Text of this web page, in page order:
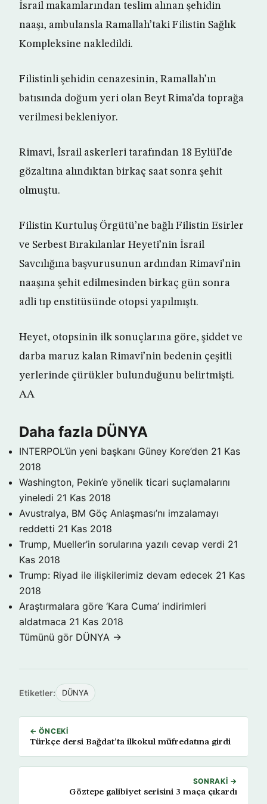
İsrail makamlarından teslim alınan şehidin
naaşı, ambulansla Ramallah’taki Filistin Sağlık
Kompleksine nakledildi.
Filistinli şehidin cenazesinin, Ramallah’ın
batısında doğum yeri olan Beyt Rima’da toprağa
verilmesi bekleniyor.
Rimavi, İsrail askerleri tarafından 18 Eylül’de
gözaltına alındıktan birkaç saat sonra şehit
olmuştu.
Filistin Kurtuluş Örgütü’ne bağlı Filistin Esirler
ve Serbest Bırakılanlar Heyeti’nin İsrail
Savcılığına başvurusunun ardından Rimavi’nin
naaşına şehit edilmesinden birkaç gün sonra
adli tıp enstitüsünde otopsi yapılmıştı.
Heyet, otopsinin ilk sonuçlarına göre, şiddet ve
darba maruz kalan Rimavi’nin bedenin çeşitli
yerlerinde çürükler bulunduğunu belirtmişti.
AA
Daha fazla DÜNYA
INTERPOL’ün yeni başkanı Güney Kore’den 21 Kas
2018
Washington, Pekin’e yönelik ticari suçlamalarını
yineledi 21 Kas 2018
Avustralya, BM Göç Anlaşması’nı imzalamayı
reddetti 21 Kas 2018
Trump, Mueller’in sorularına yazılı cevap verdi 21
Kas 2018
Trump: Riyad ile ilişkilerimiz devam edecek 21 Kas
2018
Araştırmalara göre ‘Kara Cuma’ indirimleri
aldatmaca 21 Kas 2018
Tümünü gör DÜNYA →
Etiketler: DÜNYA
← ÖNCEKI
Türkçe dersi Bağdat’ta ilkokul müfredatına girdi
SONRAKI →
Göztepe galibiyet serisini 3 maça çıkardı